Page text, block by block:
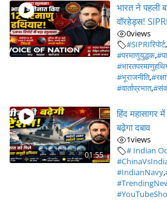
भारत ने पहली
वॉरहेड्स!
0views
#SIPRIरिपोर्ट,
#परमाणुयुद्धक,
#भूराजनीति,
#वार्ताप्रभात,
01:55
हिंद महासागर
बढ़ेगा दबाव
1views
# Indian
#IndianNavy,